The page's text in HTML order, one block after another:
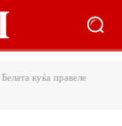
куќа правеле